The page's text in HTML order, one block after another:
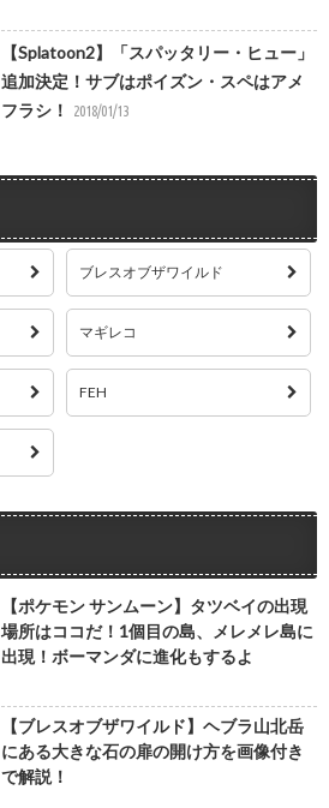
【Splatoon2】「スパッタリー・ヒュー」
追加決定！サブはポイズン・スペはアメ
フラシ！
2018/01/13
ブレスオブザワイルド
マギレコ
FEH
【ポケモン サンムーン】タツベイの出現
場所はココだ！1個目の島、メレメレ島に
出現！ボーマンダに進化もするよ
【ブレスオブザワイルド】ヘブラ山北岳
にある大きな石の扉の開け方を画像付き
で解説！